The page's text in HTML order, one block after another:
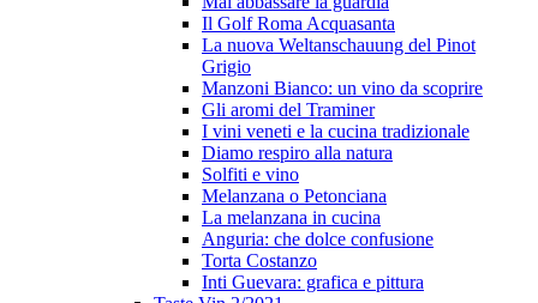
Il Golf Roma Acquasanta
La nuova Weltanschauung del Pinot
Grigio
Manzoni Bianco: un vino da scoprire
Gli aromi del Traminer
I vini veneti e la cucina tradizionale
Diamo respiro alla natura
Solfiti e vino
Melanzana o Petonciana
La melanzana in cucina
Anguria: che dolce confusione
Torta Costanzo
Inti Guevara: grafica e pittura